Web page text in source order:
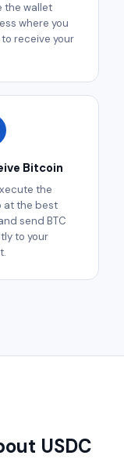
the wallet
where you
receive your
Bitcoin
the
at the best
send BTC
to your
USDC